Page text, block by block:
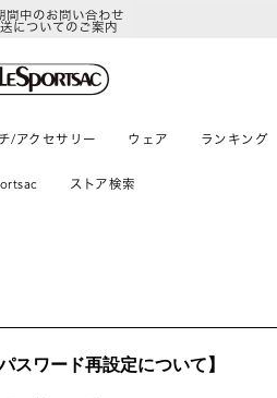
間中のお問い合わせ
についてのご案内
/アクセサリー ウェア ランキング
ストア検索
スワード再設定について】